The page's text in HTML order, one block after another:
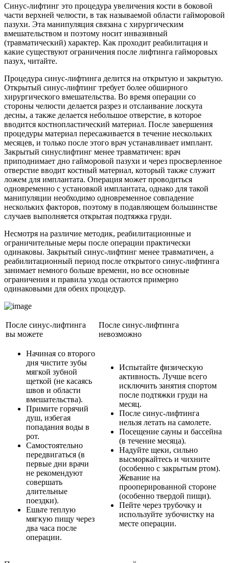
Синус-лифтинг это процедура увеличения кости в боковой
части верхней челюсти, в так называемой области гайморовой
пазухи. Эта манипуляция связана с хирургическим
вмешательством и поэтому носит инвазивный
(травматический) характер. Как проходит реабилитация и
какие существуют ограничения после лифтинга гайморовых
пазух, читайте.
Процедура синус-лифтинга делится на открытую и закрытую.
Открытый синус-лифтинг требует более обширного
хирургического вмешательства. Во время операции со
стороны челюсти делается разрез и отслаивание лоскута
десны, а также делается небольшое отверстие, в которое
вводится костнопластический материал. После завершения
процедуры материал пересаживается в течение нескольких
месяцев, и только после этого врач устанавливает имплант.
Закрытый синуслифтинг менее травматичен: врач
приподнимает дно гайморовой пазухи и через просверленное
отверстие вводит костный материал, который также служит
ложем для имплантата. Операция может проводиться
одновременно с установкой имплантата, однако для такой
манипуляции необходимо одновременное совпадение
нескольких факторов, поэтому в подавляющем большинстве
случаев выполняется открытая подтяжка груди.
Несмотря на различие методик, реабилитационные и
ограничительные меры после операции практически
одинаковы. Закрытый синус-лифтинг менее травматичен, а
реабилитационный период после открытого синус-лифтинга
занимает немного больше времени, но все основные
ограничения и правила ухода остаются примерно
одинаковыми для обеих процедур.
После синус-лифтинга
вы можете
После синус-лифтинга
невозможно
Начиная со второго
дня чистите зубы
мягкой зубной
щеткой (не касаясь
швов и области
вмешательства).
Примите горячий
душ, избегая
попадания воды в
рот.
Самостоятельно
передвигаться (в
первые дни врачи
не рекомендуют
совершать
длительные
поездки).
Ешьте теплую
мягкую пищу через
два часа после
операции.
Испытайте физическую
активность. Лучше всего
исключить занятия спортом
после подтяжки груди на
месяц.
После синус-лифтинга
нельзя летать на самолете.
Посещение сауны и бассейна
(в течение месяца).
Надуйте щеки, сильно
высморкайтесь и чихните
(особенно с закрытым ртом).
Жевание на
прооперированной стороне
(особенно твердой пищи).
Пейте через трубочку и
используйте зубочистку на
месте операции.